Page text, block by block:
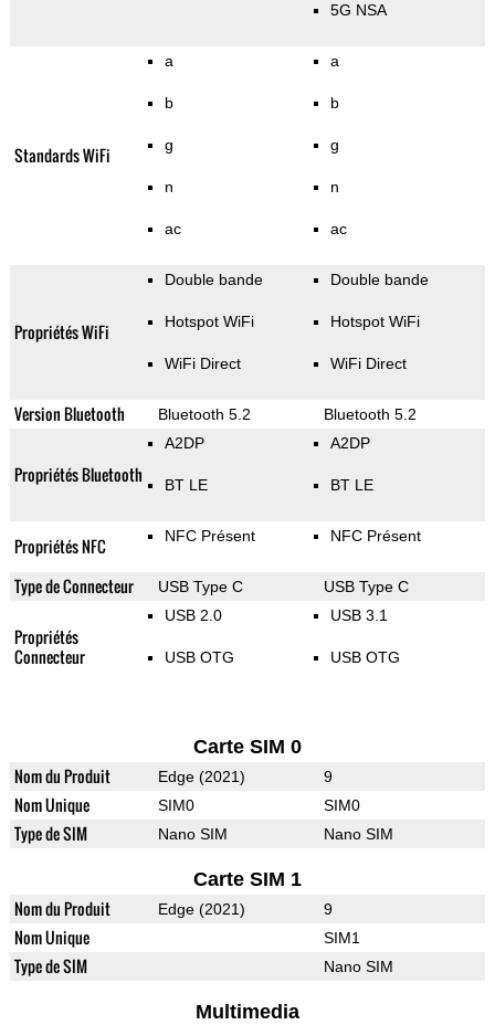
5G NSA
Standards WiFi
a
b
g
n
ac
a
b
g
n
ac
Propriétés WiFi
Double bande
Hotspot WiFi
WiFi Direct
Double bande
Hotspot WiFi
WiFi Direct
Version Bluetooth Bluetooth 5.2 Bluetooth 5.2
Propriétés Bluetooth
A2DP
BT LE
A2DP
BT LE
Propriétés NFC NFC Présent NFC Présent
Type de Connecteur USB Type C USB Type C
Propriétés
Connecteur
USB 2.0
USB OTG
USB 3.1
USB OTG
Carte SIM 0
Nom du Produit Edge (2021) 9
Nom Unique SIM0 SIM0
Type de SIM Nano SIM Nano SIM
Carte SIM 1
Nom du Produit Edge (2021) 9
Nom Unique SIM1
Type de SIM Nano SIM
Multimedia